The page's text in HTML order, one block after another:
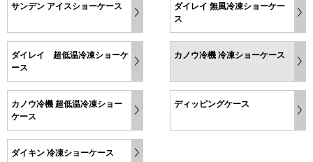
サンデン アイスショーケース
ダイレイ 無風冷凍ショーケー
ス
ダイレイ 超低温冷凍ショーケ
ース
カノウ冷機 冷凍ショーケース
カノウ冷機 超低温冷凍ショー
ケース
ディッピングケース
ダイキン 冷凍ショーケース